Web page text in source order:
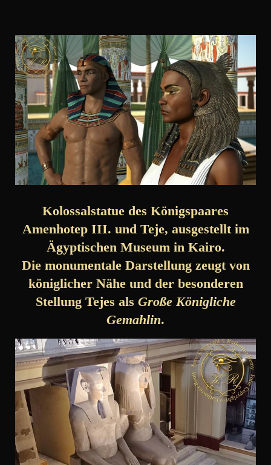
Kolossalstatue des Königspaares
Amenhotep III. und Teje, ausgestellt im
Ägyptischen Museum in Kairo.
Die monumentale Darstellung zeugt von
königlicher Nähe und der besonderen
Stellung Tejes als Große Königliche
Gemahlin.